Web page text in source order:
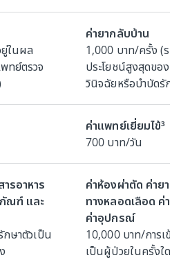
ในผล
ทย์ตรวจ
รอาหาร
ภัณฑ์ และ
ษาตัวเป็น
ค่ายากลับบ้าน
1,000 บาท/ครั้ง (รว
ประโยชน์สูงสุดของค่
วินิจฉัยหรือบำบัดรักษ
ค่าแพทย์เยี่ยมไข้³
700 บาท/วัน
ค่าห้องผ่าตัด ค่ายา ค่
ทางหลอดเลือด ค่า
ค่าอุปกรณ์
10,000 บาท/การเข้
เป็นผู้ป่วยในครั้งใด